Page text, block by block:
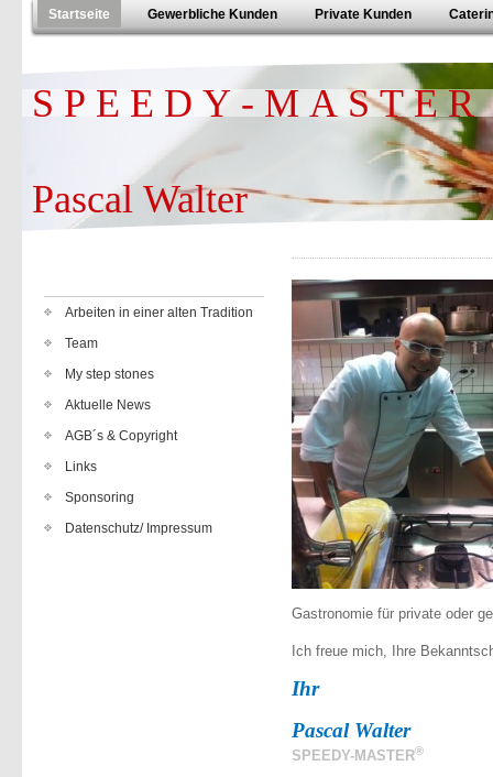
Startseite Gewerbliche Kunden Private Kunden
S P E E D Y - M A S T E R
Pascal Walter
Arbeiten in einer alten Tradition
Team
My step stones
Aktuelle News
AGB´s & Copyright
Links
Sponsoring
Datenschutz/ Impressum
Gastronomie für private oder
Ich freue mich, Ihre
Ihr
Pascal Walter
SPEEDY-MASTER®